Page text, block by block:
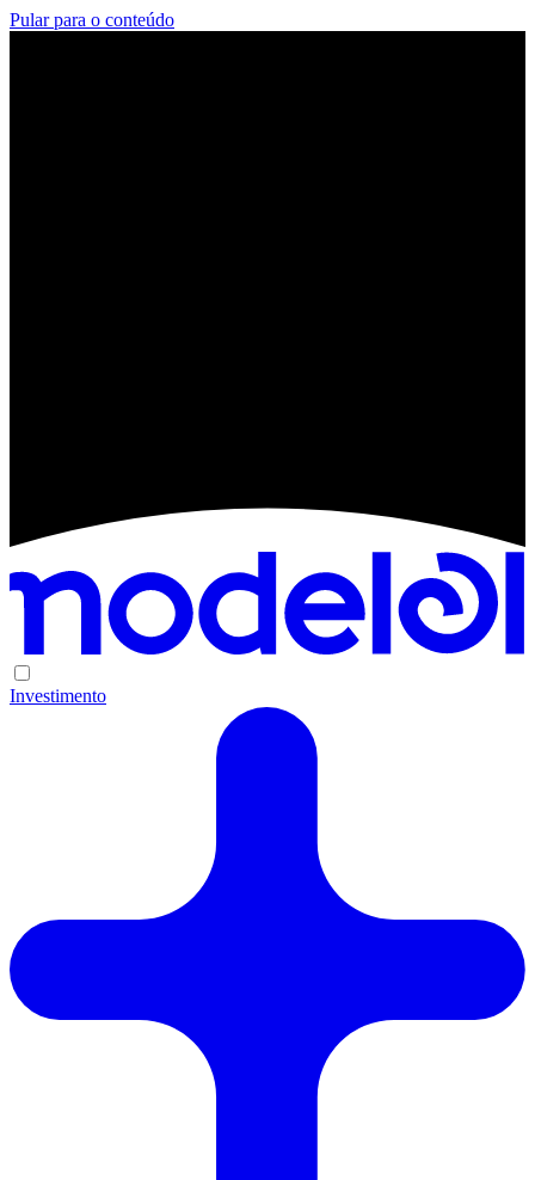
Pular para o conteúdo
Investimento